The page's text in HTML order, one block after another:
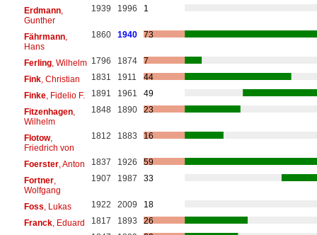
Erdmann,
Gunther
1939 1996 1
Fährmann,
Hans
1860 1940 73
Ferling, Wilhelm 1796 1874
7
Fink, Christian 1831 1911
44
Finke, Fidelio F. 1891 1961
49
Fitzenhagen,
Wilhelm
1848 1890 23
Flotow,
Friedrich von
1812 1883 16
Foerster, Anton 1837 1926
59
Fortner,
Wolfgang
1907 1987 33
Foss, Lukas 1922 2009
18
Franck, Eduard 1817 1893
26